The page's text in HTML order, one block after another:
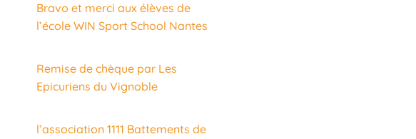
Bravo et merci aux élèves de
l’école WIN Sport School Nantes
Remise de chèque par Les
Epicuriens du Vignoble
l’association 1111 Battements de